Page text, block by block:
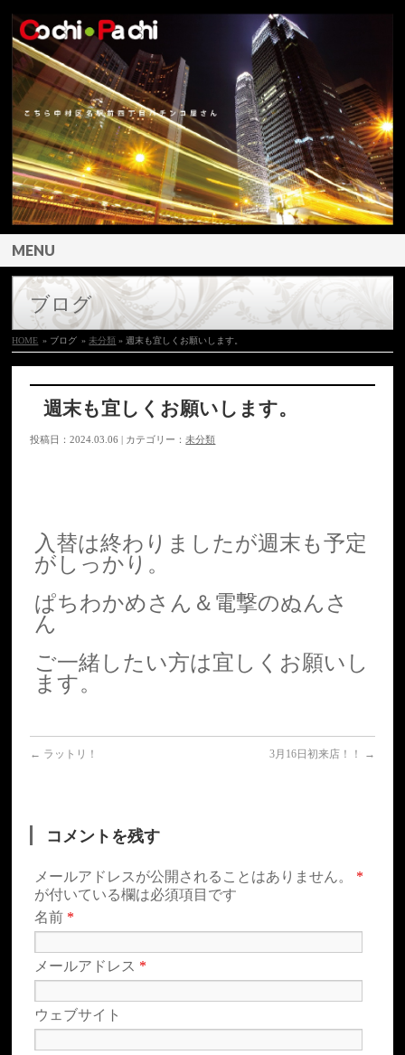
MENU
ブログ
HOME » ブログ »未分類 » 週末も宜しくお願いします。
週末も宜しくお願いします。
投稿日：2024.03.06 | カテゴリー：未分類
入替は終わりましたが週末も予定
がしっかり。
ぱちわかめさん＆電撃のぬんさ
ん
ご一緒したい方は宜しくお願いし
ます。
← ラットリ！ 3月16日初来店！！ →
コメントを残す
メールアドレスが公開されることはありません。 *
が付いている欄は必須項目です
名前 *
メールアドレス *
ウェブサイト